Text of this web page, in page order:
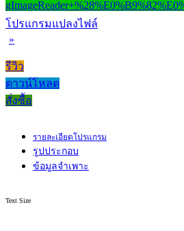
โปรแกรมแปลงไฟล์
»
รีวิว
ดาวน์โหลด
สั่งซื้อ
รายละเอียดโปรแกรม
รูปประกอบ
ข้อมูลจำเพาะ
Text Size